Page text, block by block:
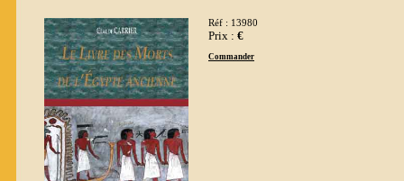
Réf : 13980
Prix : €
Commander